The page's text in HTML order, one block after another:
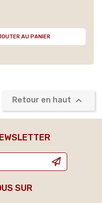
AU PANIER
Retour en haut 
SUR